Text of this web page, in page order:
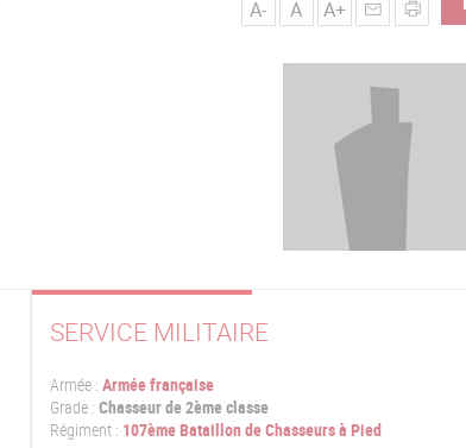
A- A A+
SERVICE MILITAIRE
Armée : Armée française
Grade : Chasseur de 2ème classe
Régiment : 107ème Bataillon de Chasseurs à Pied